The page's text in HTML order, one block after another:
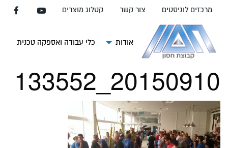
העמוד
מרכזים לוגיסטים צור קשר קטלוג מוצרים
אודות כלי עבודה ואספקה טכנית
20150910_133552